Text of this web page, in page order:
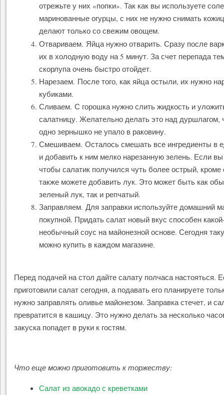
отрежьте у них «попки». Так как вы используете
маринованные огурцы, с них не нужно снимать
делают только со свежим овощем.
Отвариваем. Яйца нужно отварить. Сразу после
их в холодную воду на 5 минут. За счет перепада
скорлупа очень быстро отойдет.
Нарезаем. После того, как яйца остыли, их нужно
кубиками.
Сливаем. С горошка нужно слить жидкость и
салатницу. Желательно делать это над дуршлагом,
одно зернышко не упало в раковину.
Смешиваем. Осталось смешать все ингредиенты в
и добавить к ним мелко нарезанную зелень. Если вы
чтобы салатик получился чуть более острый,
также можете добавить лук. Это может быть как
зеленый лук, так и репчатый.
Заправляем. Для заправки используйте домашний
покупной. Придать салат новый вкус способен
необычный соус на майонезной основе. Сегодня
можно купить в каждом магазине.
Перед подачей на стол дайте салату полчаса настояться.
приготовили салат сегодня, а подавать его планируете
нужно заправлять оливье майонезом. Заправка стечет, и
превратится в кашицу. Это нужно делать за несколько
закуска попадет в руки к гостям.
Что еще можно приготовить к торжеству:
Салат из авокадо с креветками